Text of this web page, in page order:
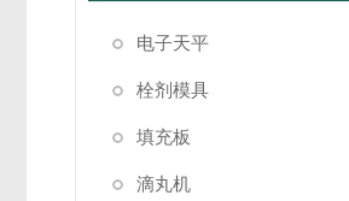
电子天平
栓剂模具
填充板
滴丸机